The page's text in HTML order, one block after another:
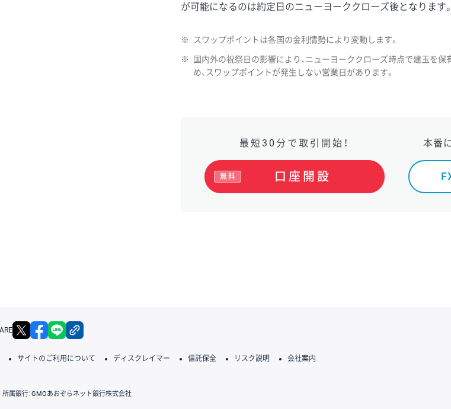
が可能になるのは約定日のニューヨーククローズ後となります
※ スワップポイントは各国の金利情勢により変動します。
※
国内外の祝祭日の影響により、ニューヨーククローズ時点で建玉を
め、スワップポイントが発生しない営業日があります。
最短30分で取引開始！
口座開設
無料
本番
X facebook
サイトのご利用について ディスクレイマー 信託保全 リスク説明 会社案内
属銀行：GMOあおぞらネット銀行株式会社